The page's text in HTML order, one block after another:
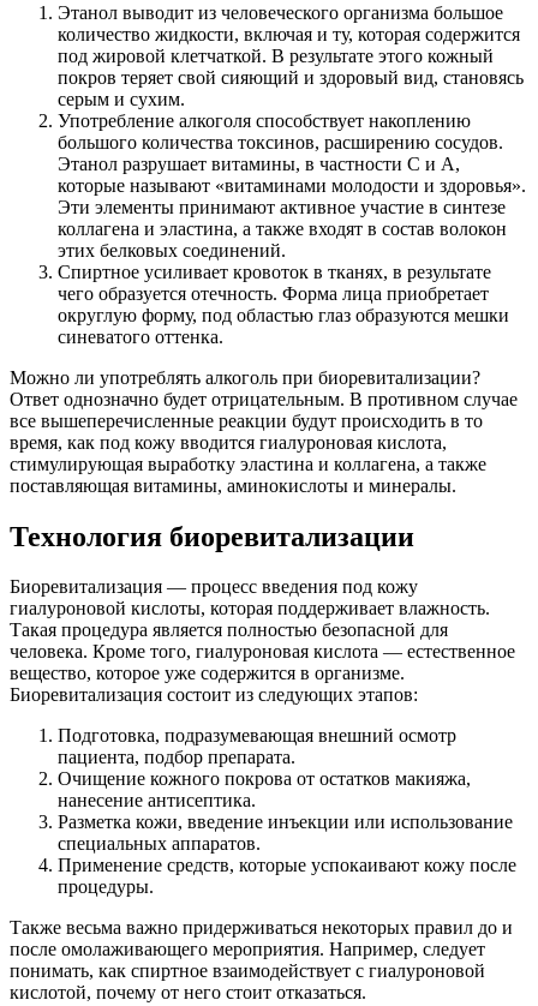
Этанол выводит из человеческого организма большое
количество жидкости, включая и ту, которая содержится
под жировой клетчаткой. В результате этого кожный
покров теряет свой сияющий и здоровый вид, становясь
серым и сухим.
Употребление алкоголя способствует накоплению
большого количества токсинов, расширению сосудов.
Этанол разрушает витамины, в частности С и А,
которые называют «витаминами молодости и здоровья».
Эти элементы принимают активное участие в синтезе
коллагена и эластина, а также входят в состав волокон
этих белковых соединений.
Спиртное усиливает кровоток в тканях, в результате
чего образуется отечность. Форма лица приобретает
округлую форму, под областью глаз образуются мешки
синеватого оттенка.
Можно ли употреблять алкоголь при биоревитализации?
Ответ однозначно будет отрицательным. В противном случае
все вышеперечисленные реакции будут происходить в то
время, как под кожу вводится гиалуроновая кислота,
стимулирующая выработку эластина и коллагена, а также
поставляющая витамины, аминокислоты и минералы.
Технология биоревитализации
Биоревитализация — процесс введения под кожу
гиалуроновой кислоты, которая поддерживает влажность.
Такая процедура является полностью безопасной для
человека. Кроме того, гиалуроновая кислота — естественное
вещество, которое уже содержится в организме.
Биоревитализация состоит из следующих этапов:
Подготовка, подразумевающая внешний осмотр
пациента, подбор препарата.
Очищение кожного покрова от остатков макияжа,
нанесение антисептика.
Разметка кожи, введение инъекции или использование
специальных аппаратов.
Применение средств, которые успокаивают кожу после
процедуры.
Также весьма важно придерживаться некоторых правил до и
после омолаживающего мероприятия. Например, следует
понимать, как спиртное взаимодействует с гиалуроновой
кислотой, почему от него стоит отказаться.